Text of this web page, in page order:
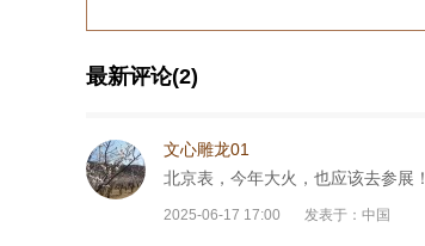
最新评论(2)
文心雕龙01
北京表，今年大火，也应该去参展！
2025-06-17 17:00 发表于：中国